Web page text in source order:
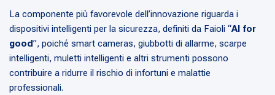
La componente più favorevole dell’innovazione riguarda i
dispositivi intelligenti per la sicurezza, definiti da Faioli “AI for
good”, poiché smart cameras, giubbotti di allarme, scarpe
intelligenti, muletti intelligenti e altri strumenti possono
contribuire a ridurre il rischio di infortuni e malattie
professionali.